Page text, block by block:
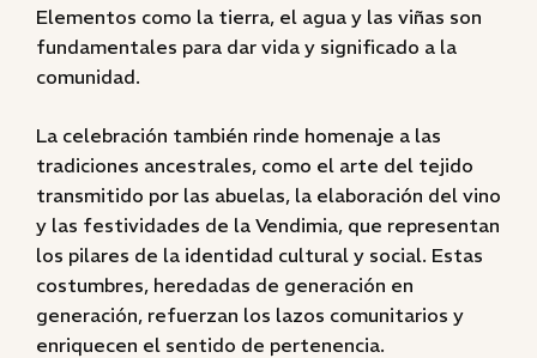
Elementos como la tierra, el agua y las viñas son
fundamentales para dar vida y significado a la
comunidad.
La celebración también rinde homenaje a las
tradiciones ancestrales, como el arte del tejido
transmitido por las abuelas, la elaboración del vino
y las festividades de la Vendimia, que representan
los pilares de la identidad cultural y social. Estas
costumbres, heredadas de generación en
generación, refuerzan los lazos comunitarios y
enriquecen el sentido de pertenencia.